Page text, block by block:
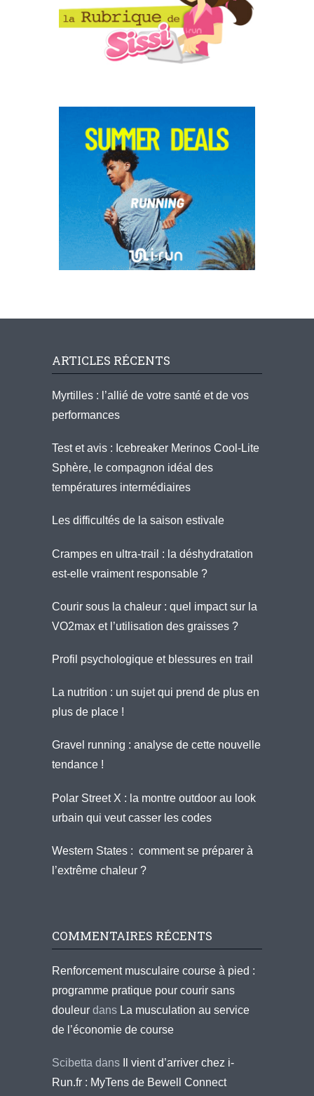
ARTICLES RÉCENTS
Myrtilles : l’allié de votre santé et de vos
performances
Test et avis : Icebreaker Merinos Cool-Lite
Sphère, le compagnon idéal des
températures intermédiaires
Les difficultés de la saison estivale
Crampes en ultra-trail : la déshydratation
est-elle vraiment responsable ?
Courir sous la chaleur : quel impact sur la
VO2max et l’utilisation des graisses ?
Profil psychologique et blessures en trail
La nutrition : un sujet qui prend de plus en
plus de place !
Gravel running : analyse de cette nouvelle
tendance !
Polar Street X : la montre outdoor au look
urbain qui veut casser les codes
Western States : comment se préparer à
l’extrême chaleur ?
COMMENTAIRES RÉCENTS
Renforcement musculaire course à pied :
programme pratique pour courir sans
douleur dans La musculation au service
de l’économie de course
Scibetta dans
Il vient d’arriver chez i-
Run.fr : MyTens de Bewell Connect